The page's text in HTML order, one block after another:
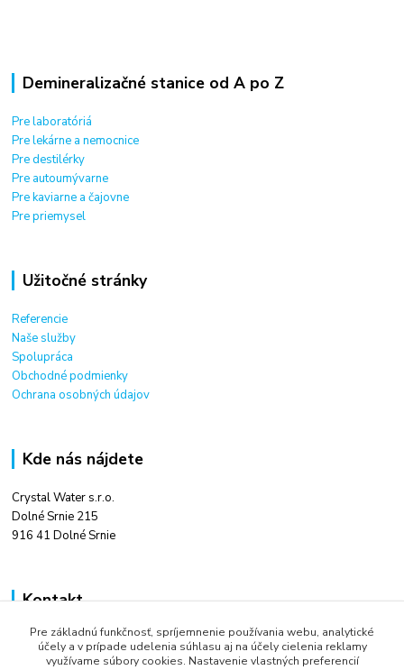
Demineralizačné stanice od A po Z
Pre laboratóriá
Pre lekárne a nemocnice
Pre destilérky
Pre autoumývarne
Pre kaviarne a čajovne
Pre priemysel
Užitočné stránky
Referencie
Naše služby
Spolupráca
Obchodné podmienky
Ochrana osobných údajov
Kde nás nájdete
Crystal Water s.r.o.
Dolné Srnie 215
916 41 Dolné Srnie
Kontakt
Ing. Tomáš Kováč
+421 948 666 880
Pre základnú funkčnosť, spríjemnenie používania webu, analytické
účely a v prípade udelenia súhlasu aj na účely cielenia reklamy
využívame súbory cookies. Nastavenie vlastných preferencií